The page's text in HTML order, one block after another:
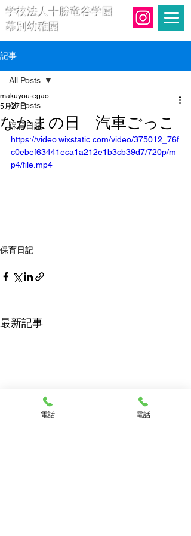
学校法人十勝竜谷学園
幕別幼稚園
記事
All Posts
保育日記
All Posts
なかまの日 汽車ごっこ
makuyou-egao
5月27日
https://video.wixstatic.com/video/375012_76f
c0ebef63441eca1a212e1b3cb39d7/720p/m
p4/file.mp4
保育日記
最新記事
電話 電話